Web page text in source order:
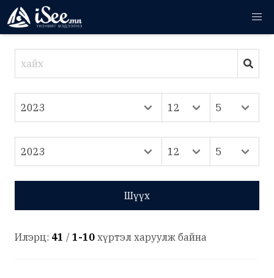
Шүүх
Илэрц: 41 / 1-10 хүртэл харуулж байна